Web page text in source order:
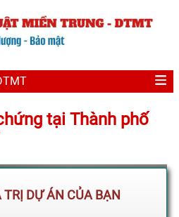
tại Thành phố
TRỊ DỰ ÁN CỦA BẠN